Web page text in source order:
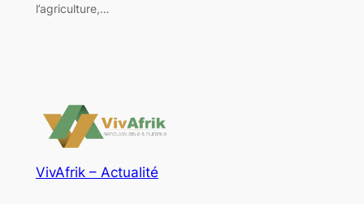
l’agriculture,…
VivAfrik – Actualité